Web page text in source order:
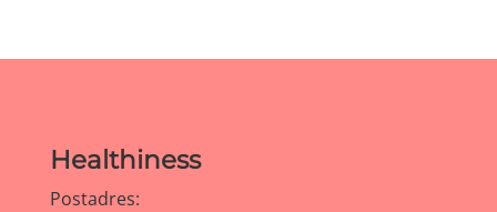
Healthiness
Postadres: